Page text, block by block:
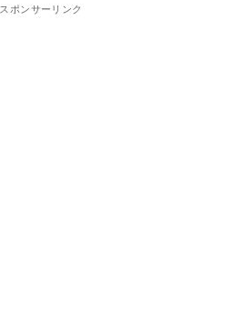
スポンサーリンク